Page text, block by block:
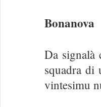
Bonanova
Da
squadra di
vintesimu